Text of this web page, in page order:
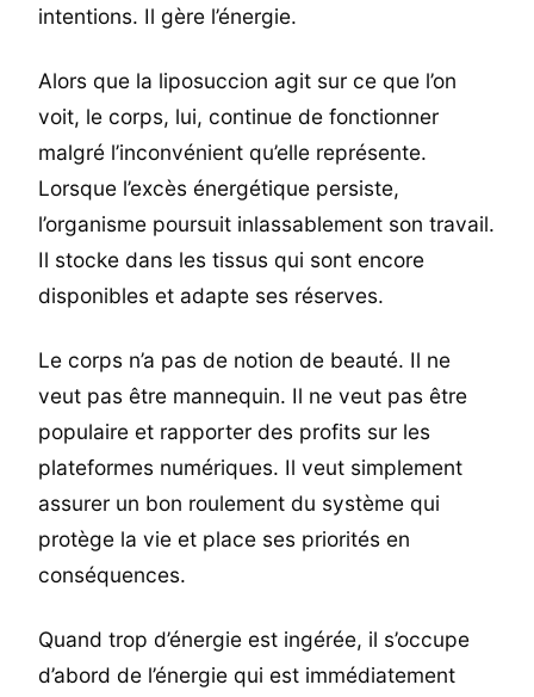
intentions. Il gère l’énergie.
Alors que la liposuccion agit sur ce que l’on
voit, le corps, lui, continue de fonctionner
malgré l’inconvénient qu’elle représente.
Lorsque l’excès énergétique persiste,
l’organisme poursuit inlassablement son travail.
Il stocke dans les tissus qui sont encore
disponibles et adapte ses réserves.
Le corps n’a pas de notion de beauté. Il ne
veut pas être mannequin. Il ne veut pas être
populaire et rapporter des profits sur les
plateformes numériques. Il veut simplement
assurer un bon roulement du système qui
protège la vie et place ses priorités en
conséquences.
Quand trop d’énergie est ingérée, il s’occupe
d’abord de l’énergie qui est immédiatement